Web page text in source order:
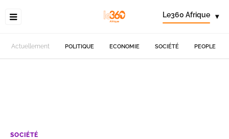
Le360 Afrique ▾
Actuellement POLITIQUE ECONOMIE SOCIÉTÉ PEOPLE
SOCIÉTÉ